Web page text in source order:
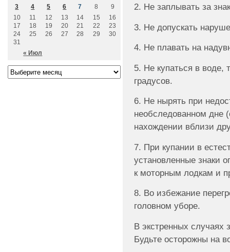
2. Не заплывать за
3. Не допускать
4. Не плавать на
5. Не купаться в воде,
градусов.
6. Не нырять при
необследованном дне
нахождении вблизи
7. При купании в
установленные знаки
к моторным лодкам и
8. Во избежание
головном уборе.
В экстренных случаях
Будьте осторожны на
« Июл
3
4 5 6 7 8
9
10
11 12 13 14 15
16
17
18 19 20 21 22
23
24
25 26 27 28 29
30
31